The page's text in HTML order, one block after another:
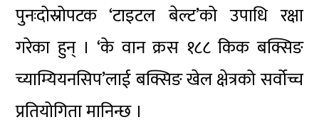
पुनःदोस्रोपटक ‘टाइटल बेल्ट’को उपाधि रक्षा
गरेका हुन् । ‘के वान क्रस १८८ किक बक्सिङ
च्याम्यियनसिप’लाई बक्सिङ खेल क्षेत्रको सर्वोच्च
प्रतियोगिता मानिन्छ ।